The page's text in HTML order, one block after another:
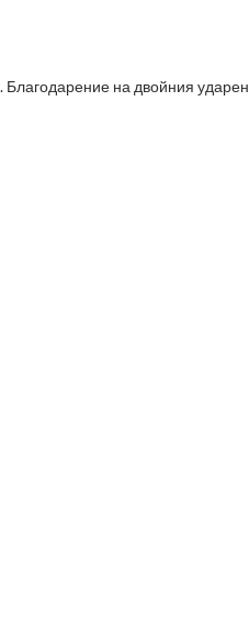
Благодарение на двойния ударен